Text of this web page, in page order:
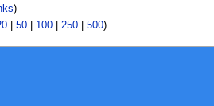
)
| 50| 100| 250| 500)